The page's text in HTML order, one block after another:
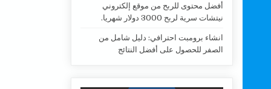
أفضل محتوى للربح من موقع إلكتروني
نيتشات سرية لربح 3000 دولار شهريا.
انشاء برومبت احترافي: دليل شامل من
الصفر للحصول على أفضل النتائج